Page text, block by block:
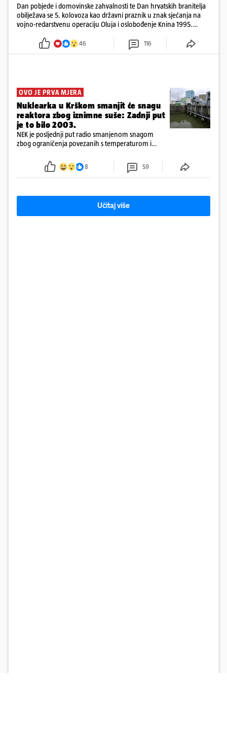
Dan pobjede i domovinske zahvalnosti te Dan hrvatskih branitelja
obilježava se 5. kolovoza kao državni praznik u znak sjećanja na
vojno-redarstvenu operaciju Oluja i oslobođenje Knina 1995.
46 116
OVO JE PRVA MJERA
Nuklearka u Krškom smanjit će snagu
reaktora zbog iznimne suše: Zadnji put
je to bilo 2003.
NEK je posljednji put radio smanjenom snagom
zbog ograničenja povezanih s temperaturom i
smanjenje snage bilo potrebno više od 90 dana.
8 59
Učitaj više